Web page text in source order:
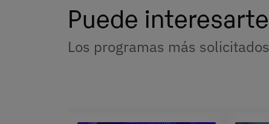
Puede interesarte
Los programas más solicitados